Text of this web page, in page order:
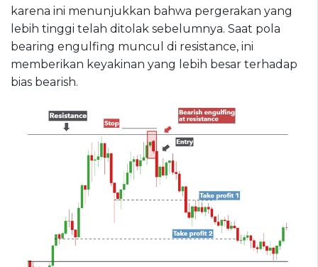
karena ini menunjukkan bahwa pergerakan yang
lebih tinggi telah ditolak sebelumnya. Saat pola
bearing engulfing muncul di resistance, ini
memberikan keyakinan yang lebih besar terhadap
bias bearish.